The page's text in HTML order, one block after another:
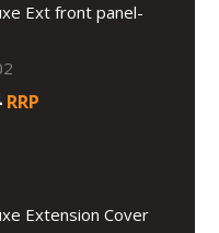
Ext front panel-
RRP
Extension Cover